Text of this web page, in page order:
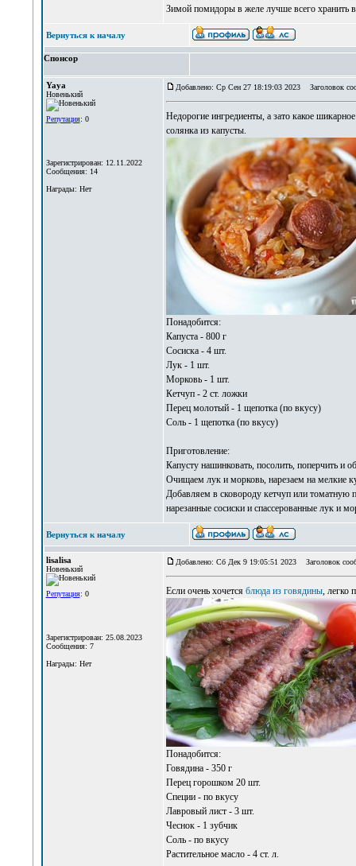
Зимой помидоры в желе лучше всего хранить
Вернуться к началу
Спонсор
Yaya
Новенький
Репутация: 0
Зарегистрирован: 12.11.2022
Сообщения: 14
Награды: Нет
Добавлено: Ср Сен 27 18:19:03 2023 Заголовок
Недорогие ингредиенты, а зато какое
солянка из капусты.
Понадобится:
Капуста - 800 г
Сосиска - 4 шт.
Лук - 1 шт.
Морковь - 1 шт.
Кетчуп - 2 ст. ложки
Перец молотый - 1 щепотка (по вкусу)
Соль - 1 щепотка (по вкусу)
Приготовление:
Капусту нашинковать, посолить, поперчить и
Очищаем лук и морковь, нарезаем на мелкие
Добавляем в сковороду кетчуп или томатную
нарезанные сосиски и спассерованные лук и
Вернуться к началу
lisalisa
Новенький
Репутация: 0
Зарегистрирован: 25.08.2023
Сообщения: 7
Награды: Нет
Добавлено: Сб Дек 9 19:05:51 2023 Заголовок
Если очень хочется блюда из говядины, легко
Понадобится:
Говядина - 350 г
Перец горошком 20 шт.
Специи - по вкусу
Лавровый лист - 3 шт.
Чеснок - 1 зубчик
Соль - по вкусу
Растительное масло - 4 ст. л.